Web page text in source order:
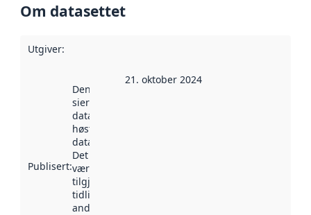
Om datasettet
Utgiver:
Publisert:
Denne datoen
sier når
datasettet ble
høstet av
data.norge.no.
Det kan ha
vært
tilgjengelig
tidligere
andre steder.
21. oktober 2024